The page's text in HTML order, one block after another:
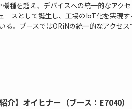
種を超え、デバイスへの統一的なアク
ースとして誕生し、工場のIoT化を実現す
る。ブースではORiNの統一的なアクセス
介】オイヒナー（ブース：E7040）